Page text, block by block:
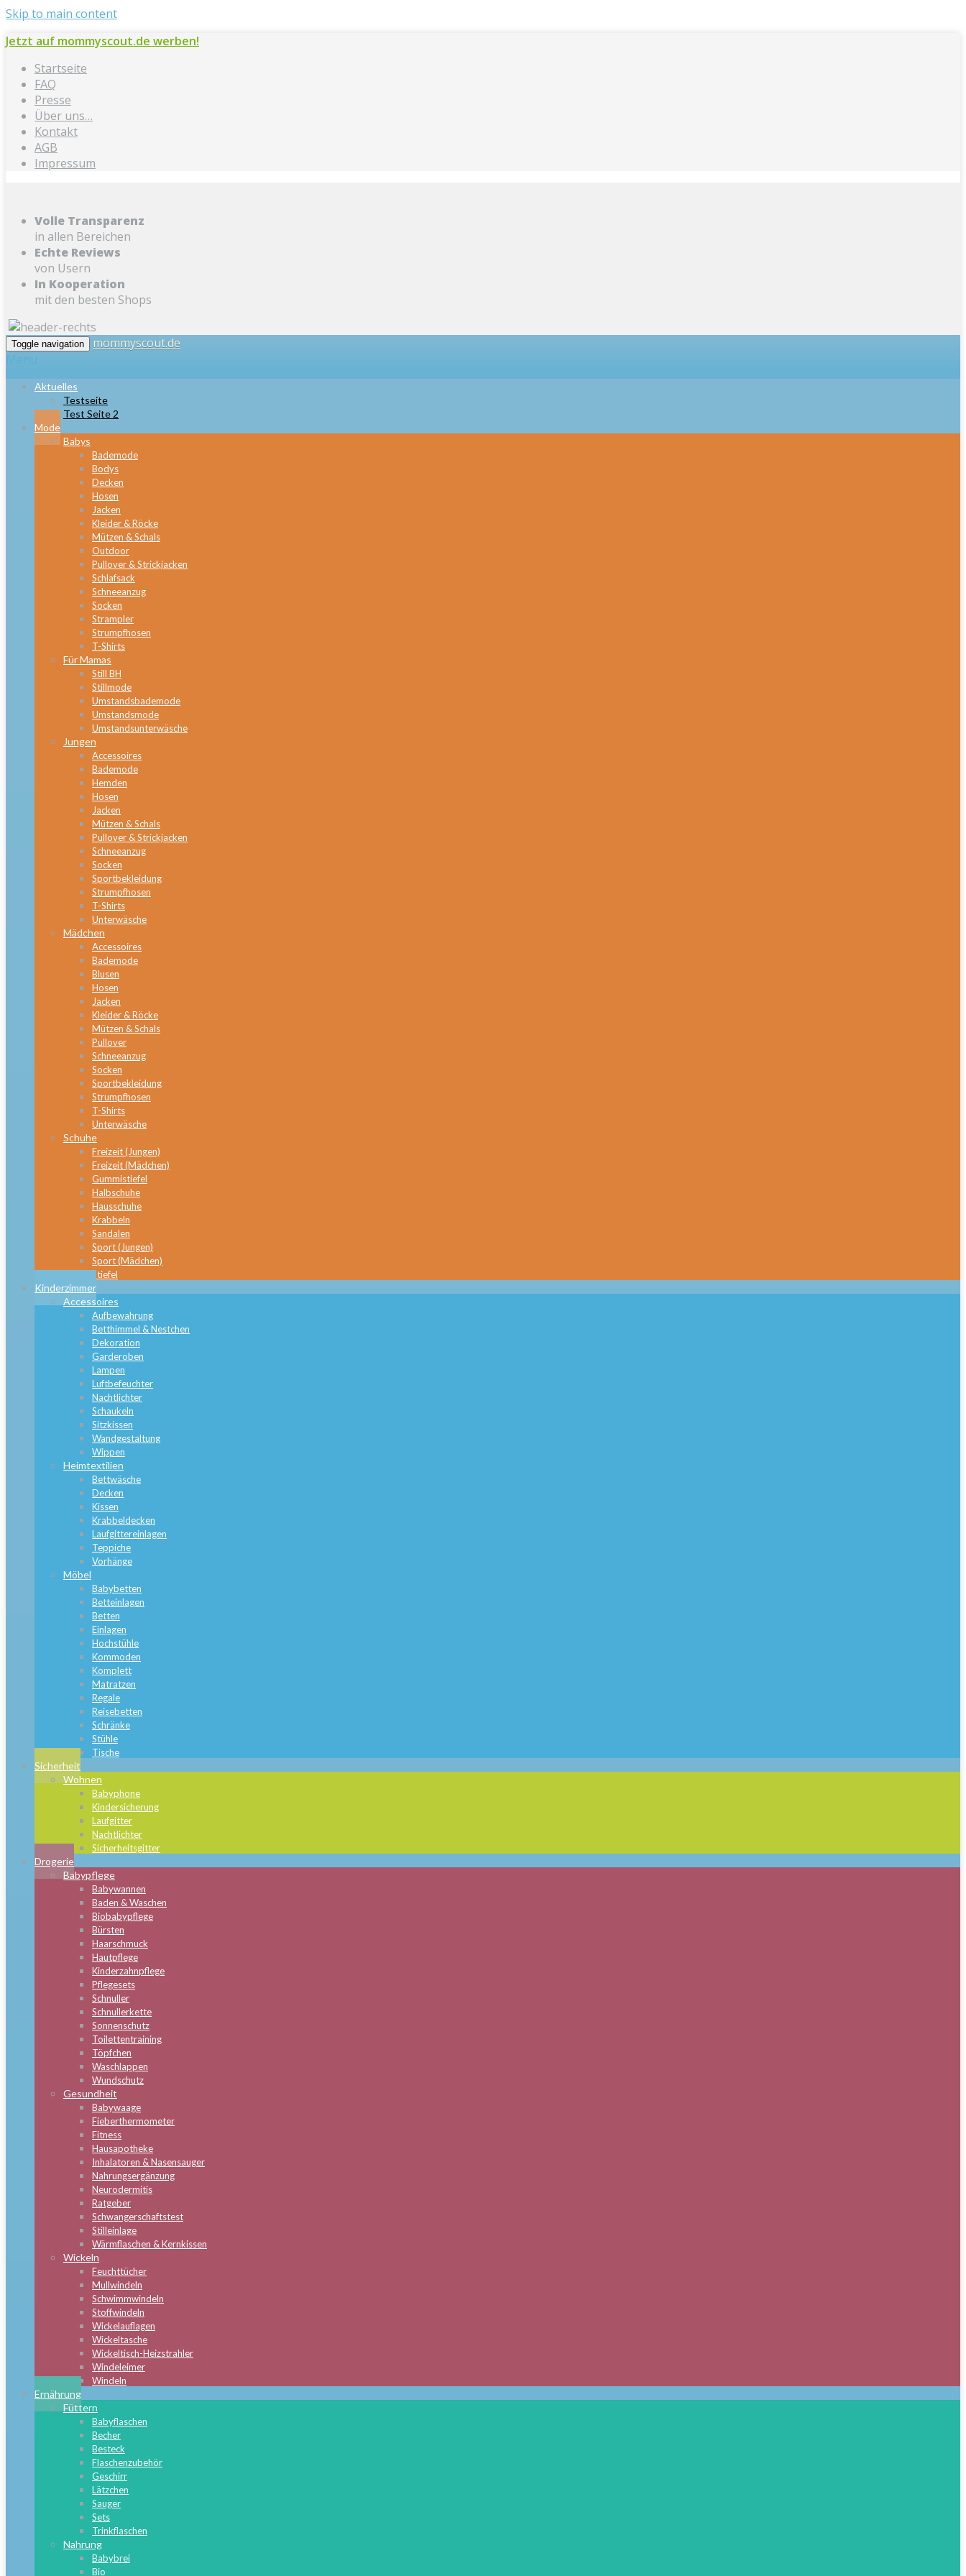
Skip to main content
Jetzt auf mommyscout.de werben!
Startseite
FAQ
Presse
Über uns…
Kontakt
AGB
Impressum
Volle Transparenz
in allen Bereichen
Echte Reviews
von Usern
In Kooperation
mit den besten Shops
Toggle navigation
mommyscout.de
Menu
Aktuelles
Testseite
Test Seite 2
Mode
Babys
Bademode
Bodys
Decken
Hosen
Jacken
Kleider & Röcke
Mützen & Schals
Outdoor
Pullover & Strickjacken
Schlafsack
Schneeanzug
Socken
Strampler
Strumpfhosen
T-Shirts
Für Mamas
Still BH
Stillmode
Umstandsbademode
Umstandsmode
Umstandsunterwäsche
Jungen
Accessoires
Bademode
Hemden
Hosen
Jacken
Mützen & Schals
Pullover & Strickjacken
Schneeanzug
Socken
Sportbekleidung
Strumpfhosen
T-Shirts
Unterwäsche
Mädchen
Accessoires
Bademode
Blusen
Hosen
Jacken
Kleider & Röcke
Mützen & Schals
Pullover
Schneeanzug
Socken
Sportbekleidung
Strumpfhosen
T-Shirts
Unterwäsche
Schuhe
Freizeit (Jungen)
Freizeit (Mädchen)
Gummistiefel
Halbschuhe
Hausschuhe
Krabbeln
Sandalen
Sport (Jungen)
Sport (Mädchen)
Stiefel
Kinderzimmer
Accessoires
Aufbewahrung
Betthimmel & Nestchen
Dekoration
Garderoben
Lampen
Luftbefeuchter
Nachtlichter
Schaukeln
Sitzkissen
Wandgestaltung
Wippen
Heimtextilien
Bettwäsche
Decken
Kissen
Krabbeldecken
Laufgittereinlagen
Teppiche
Vorhänge
Möbel
Babybetten
Betteinlagen
Betten
Einlagen
Hochstühle
Kommoden
Komplett
Matratzen
Regale
Reisebetten
Schränke
Stühle
Tische
Sicherheit
Wohnen
Babyphone
Kindersicherung
Laufgitter
Nachtlichter
Sicherheitsgitter
Drogerie
Babypflege
Babywannen
Baden & Waschen
Biobabypflege
Bürsten
Haarschmuck
Hautpflege
Kinderzahnpflege
Pflegesets
Schnuller
Schnullerkette
Sonnenschutz
Toilettentraining
Töpfchen
Waschlappen
Wundschutz
Gesundheit
Babywaage
Fieberthermometer
Fitness
Hausapotheke
Inhalatoren & Nasensauger
Nahrungsergänzung
Neurodermitis
Ratgeber
Schwangerschaftstest
Stilleinlage
Wärmflaschen & Kernkissen
Wickeln
Feuchttücher
Mullwindeln
Schwimmwindeln
Stoffwindeln
Wickelauflagen
Wickeltasche
Wickeltisch-Heizstrahler
Windeleimer
Windeln
Ernährung
Füttern
Babyflaschen
Becher
Besteck
Flaschenzubehör
Geschirr
Lätzchen
Sauger
Sets
Trinkflaschen
Nahrung
Babybrei
Bio